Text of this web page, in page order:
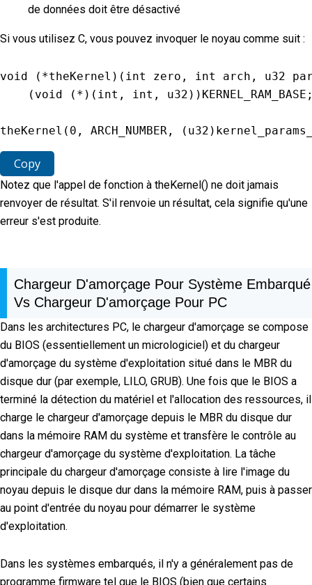
de données doit être désactivé
Si vous utilisez C, vous pouvez invoquer le noyau comme suit :
void ( *theKernel ) ( int zero , int arch ,
u32
( void ( * ) ( int , int , u32 ) ) KERNEL_RAM_BASE
theKernel ( 0 , ARCH_NUMBER , ( u32 )
Copy
Notez que l'appel de fonction à theKernel() ne doit jamais
renvoyer de résultat. S'il renvoie un résultat, cela signifie qu'une
erreur s'est produite.
Chargeur D'amorçage Pour Système Embarqué
Vs Chargeur D'amorçage Pour PC
Dans les architectures PC, le chargeur d'amorçage se compose
du BIOS (essentiellement un micrologiciel) et du chargeur
d'amorçage du système d'exploitation situé dans le MBR du
disque dur (par exemple, LILO, GRUB). Une fois que le BIOS a
terminé la détection du matériel et l'allocation des ressources, il
charge le chargeur d'amorçage depuis le MBR du disque dur
dans la mémoire RAM du système et transfère le contrôle au
chargeur d'amorçage du système d'exploitation. La tâche
principale du chargeur d'amorçage consiste à lire l'image du
noyau depuis le disque dur dans la mémoire RAM, puis à passer
au point d'entrée du noyau pour démarrer le système
d'exploitation.
Dans les systèmes embarqués, il n'y a généralement pas de
programme firmware tel que le BIOS (bien que certains